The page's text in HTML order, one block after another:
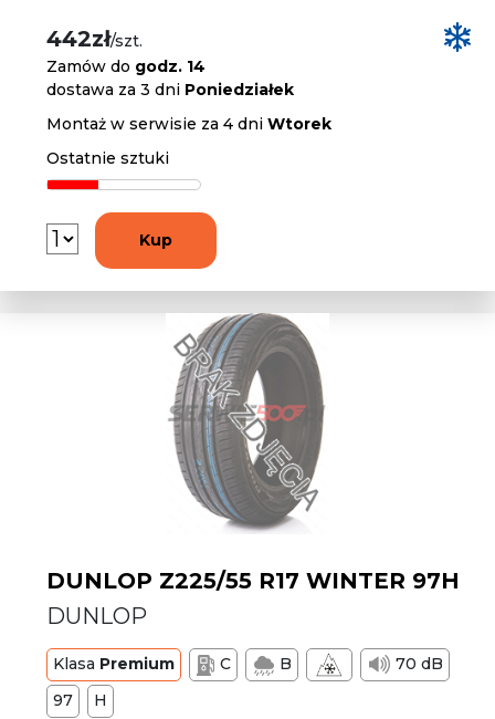
442zł/szt.
Zamów do godz. 14
dostawa za 3 dni Poniedziałek
Montaż w serwisie za 4 dniWtorek
Ostatnie sztuki
Kup
DUNLOP Z225/55 R17 WINTER 97H
DUNLOP
Klasa Premium C B
70 dB
97
H